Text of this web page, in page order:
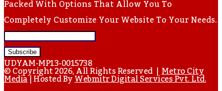
Packed With Options That Allow You To
Completely Customize Your Website To Your Needs.
Enter
Your
Email
Address
UDYAM-MP13-0015738
© Copyright 2026, All Rights Reserved |Metro City
Media| Hosted ByWebmitr Digital Services Pvt. Ltd.